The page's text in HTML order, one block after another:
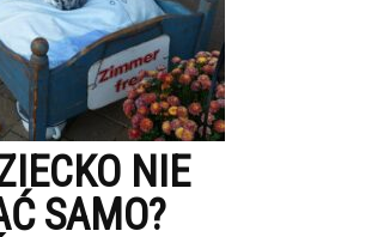
NIE
SAMO?